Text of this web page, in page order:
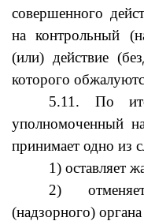
совершенного
на контрольный
(или) действие
которого
5.11. По
уполномоченный
принимает одно из
1) оставляет
2)
(надзорного)